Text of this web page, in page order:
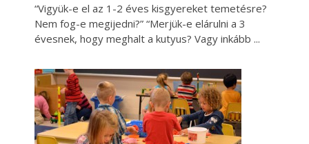
“Vigyük-e el az 1-2 éves kisgyereket temetésre?
Nem fog-e megijedni?” “Merjük-e elárulni a 3
évesnek, hogy meghalt a kutyus? Vagy inkább